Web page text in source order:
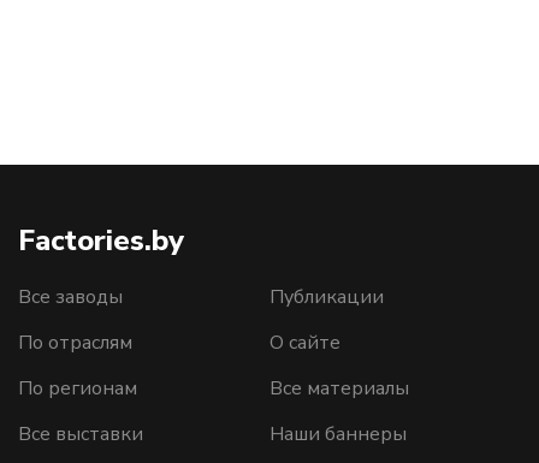
Factories.by
Все заводы
По отраслям
По регионам
Все выставки
Публикации
О сайте
Все материалы
Наши баннеры